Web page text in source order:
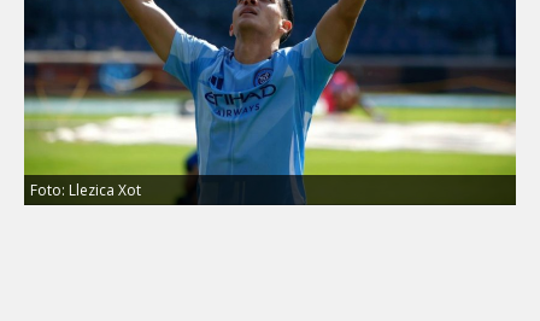
Foto: Llezica Xot